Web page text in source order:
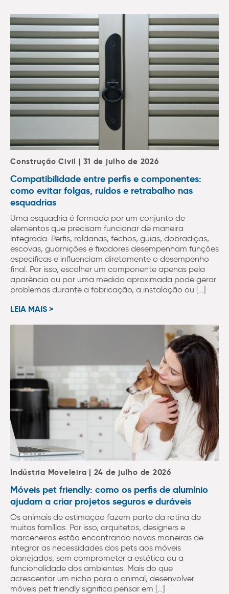
Construção Civil | 31 de julho de 2026
Compatibilidade entre perfis e componentes:
como evitar folgas, ruídos e retrabalho nas
esquadrias
Uma esquadria é formada por um conjunto de
elementos que precisam funcionar de maneira
integrada. Perfis, roldanas, fechos, guias, dobradiças,
escovas, guarnições e fixadores desempenham funções
específicas e influenciam diretamente o desempenho
final. Por isso, escolher um componente apenas pela
aparência ou por uma medida aproximada pode gerar
problemas durante a fabricação, a instalação ou […]
LEIA MAIS >
Indústria Moveleira | 24 de julho de 2026
Móveis pet friendly: como os perfis de alumínio
ajudam a criar projetos seguros e duráveis
Os animais de estimação fazem parte da rotina de
muitas famílias. Por isso, arquitetos, designers e
marceneiros estão encontrando novas maneiras de
integrar as necessidades dos pets aos móveis
planejados, sem comprometer a estética ou a
funcionalidade dos ambientes. Mais do que
acrescentar um nicho para o animal, desenvolver
móveis pet friendly significa pensar em […]